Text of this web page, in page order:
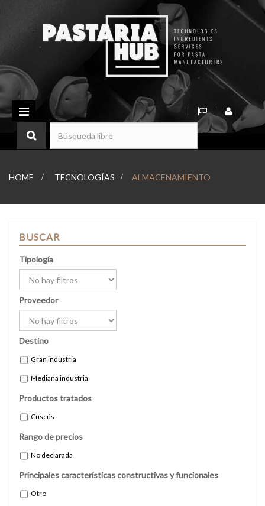
Navegación
Toggle
HOME > TECNOLOGÍAS > ALMACENAMIENTO
BUSCAR
Tipología
Proveedor
Destino
Gran industria
Mediana industria
Productos tratados
Cuscús
Rango de precios
No declarada
Principales características constructivas y funcionales
Otro